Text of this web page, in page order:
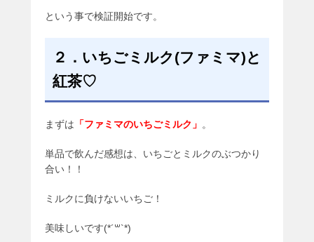
という事で検証開始です。
２．いちごミルク(ファミマ)と
紅茶♡
まずは 「ファミマのいちごミルク」 。
単品で飲んだ感想は、いちごとミルクのぶつかり
合い！！
ミルクに負けないいちご！
美味しいです(*´꒳`*)